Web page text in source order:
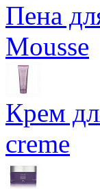
Пена
Mousse
Крем
creme